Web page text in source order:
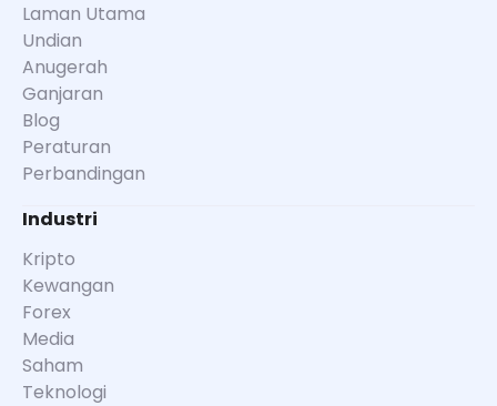
Laman Utama
Undian
Anugerah
Ganjaran
Blog
Peraturan
Perbandingan
Industri
Kripto
Kewangan
Forex
Media
Saham
Teknologi